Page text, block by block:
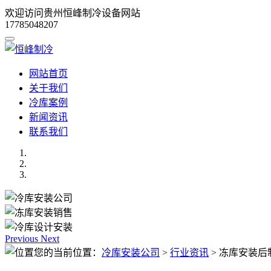
欢迎访问贵州恒峰制冷设备网站
17785048207
网站首页
关于我们
冷库案例
新闻资讯
联系我们
Previous Next
您的当前位置： 冷库安装公司 > 行业资讯 > 冻库安装后